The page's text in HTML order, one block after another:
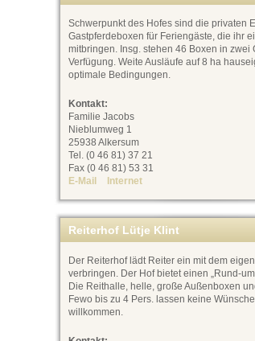
Schwerpunkt des Hofes sind die privaten
Gastpferdeboxen für Feriengäste, die ihr
mitbringen. Insg. stehen 46 Boxen in zwei
Verfügung. Weite Ausläufe auf 8 ha
optimale Bedingungen.
Kontakt:
Familie Jacobs
Nieblumweg 1
25938 Alkersum
Tel. (0 46 81) 37 21
Fax (0 46 81) 53 31
E-Mail
Internet
Reiterhof Lütje Klint
Der Reiterhof lädt Reiter ein mit dem
verbringen. Der Hof bietet einen „Rund-
Die Reithalle, helle, große Außenboxen
Fewo bis zu 4 Pers. lassen keine
willkommen.